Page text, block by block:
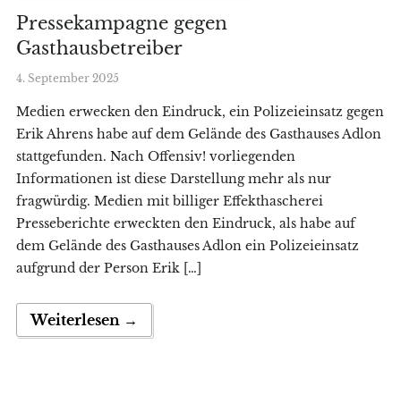
Pressekampagne gegen
Gasthausbetreiber
4. September 2025
Medien erwecken den Eindruck, ein Polizeieinsatz gegen
Erik Ahrens habe auf dem Gelände des Gasthauses Adlon
stattgefunden. Nach Offensiv! vorliegenden
Informationen ist diese Darstellung mehr als nur
fragwürdig. Medien mit billiger Effekthascherei
Presseberichte erweckten den Eindruck, als habe auf
dem Gelände des Gasthauses Adlon ein Polizeieinsatz
aufgrund der Person Erik […]
Weiterlesen →